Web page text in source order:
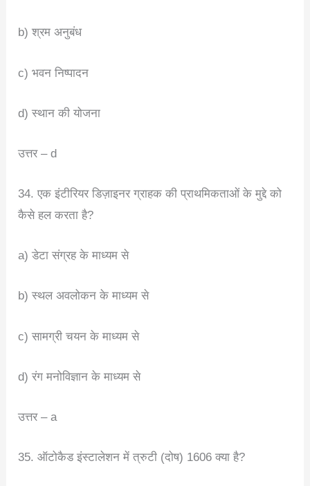
b) श्रम अनुबंध
c) भवन निष्पादन
d) स्थान की योजना
उत्तर – d
34. एक इंटीरियर डिज़ाइनर ग्राहक की प्राथमिकताओं के मुद्दे को
कैसे हल करता है?
a) डेटा संग्रह के माध्यम से
b) स्थल अवलोकन के माध्यम से
c) सामग्री चयन के माध्यम से
d) रंग मनोविज्ञान के माध्यम से
उत्तर – a
35. ऑटोकैड इंस्टालेशन में त्रुटी (दोष) 1606 क्या है?